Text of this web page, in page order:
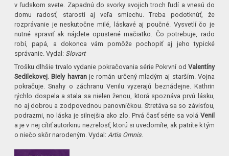
v ľudskom svete. Zapadnú do svorky svojich troch ľudí a vnesú do
domu radosť, starosti aj veľa smiechu. Treba podotknúť, že
rozprávanie je neskutočne milé, láskavé aj poučné. Vysvetlí čo je
nutné spraviť ak nájdete opustené mačiatko. Čo potrebuje, rado
robí, papá, a dokonca vám pomôže pochopiť aj jeho typické
správanie. Vydal: Slovart
Trošku dlhšie trvalo vydanie pokračovania série Pokrvní od Valentíny
Sedilekovej .Biely havranje román určený mladým aj starším. Vojna
pokračuje. Snahy o záchranu Venilu vyzerajú beznádejne. Kathrin
rýchlo dospela a stala sa nielen ženou, ktorá spoznáva prvú lásku,
no aj dobrou a zodpovednou panovníčkou. Stretáva sa so závisťou,
podrazmi, no láska je silnejšia ako zlo. Prvá časť série sa volá Venil
a je v nej cítiť autorkinu nezrelosť, ktorú si uvedomíte, ak patríte k tým
o niečo skôr narodeným. Vydal: Artis Omnis